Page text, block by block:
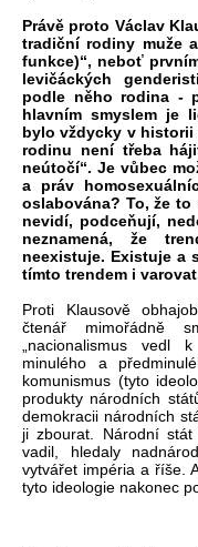
Právě proto Václav
tradiční rodiny muže
funkce)“, neboť
levičáckých
podle něho rodina -
hlavním smyslem je
bylo vždycky v historii
rodinu není třeba
neútočí“. Je vůbec
a práv
oslabována? To, že
nevidí, podceňují,
neznamená, že
neexistuje. Existuje a
tímto trendem i
Proti Klausově
čtenář mimořádně
„nacionalismus vedl
minulého a
komunismus (tyto
produkty národních
demokracii národních
ji zbourat. Národní
vadil, hledaly
vytvářet impéria a říše.
tyto ideologie nakonec